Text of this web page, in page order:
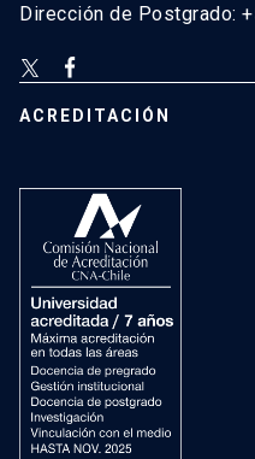
Dirección de Postgrado:
ACREDITACIÓN